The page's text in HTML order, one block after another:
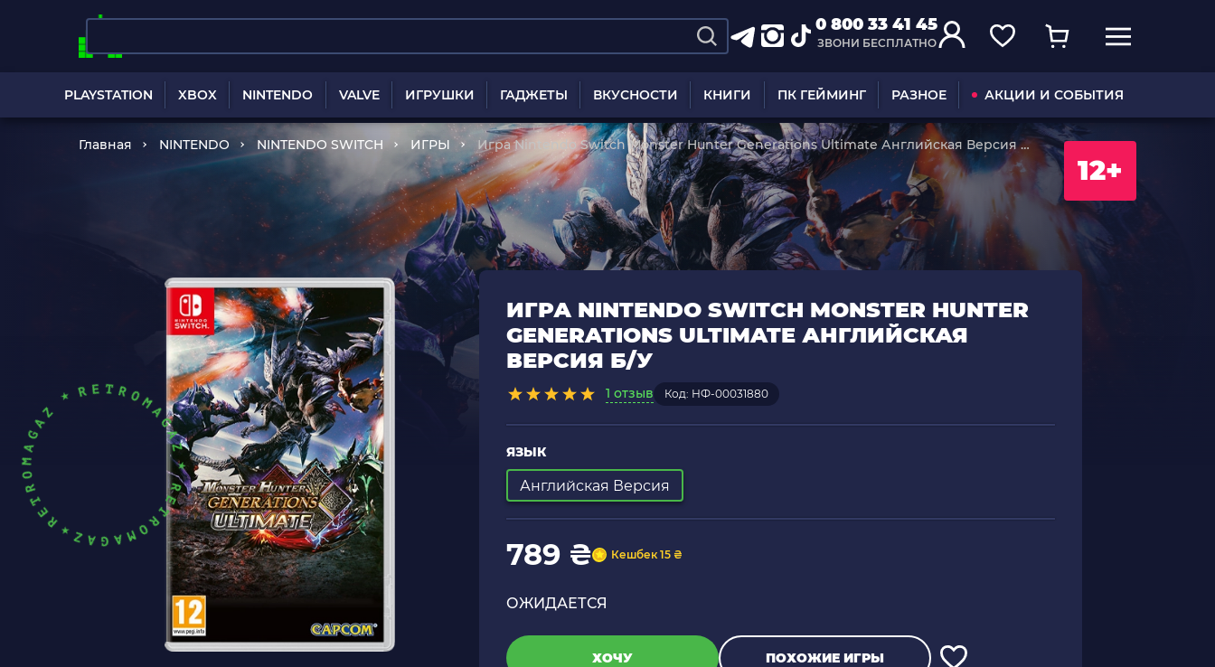
0 800 33 41 45
ЗВОНИ БЕСПЛАТНО
PLAYSTATION XBOX NINTENDO VALVE ИГРУШКИ ГАДЖЕТЫ ВКУСНОСТИ КНИГИ ПК ГЕЙМИНГ РАЗНОЕ АКЦИИ И СОБЫТИЯ
Главная NINTENDO NINTENDO SWITCH ИГРЫ
Игра Nintendo Switch Monster Hunter Generations Ultimate Английская Версия Б/
У
12+
ИГРА NINTENDO SWITCH MONSTER HUNTER
GENERATIONS ULTIMATE АНГЛИЙСКАЯ
ВЕРСИЯ Б/У
1 отзыв Код: НФ-00031880
ЯЗЫК
Английская Версия
789 ₴ Кешбек 15 ₴
ОЖИДАЕТСЯ
ХОЧУ ПОХОЖИЕ ИГРЫ